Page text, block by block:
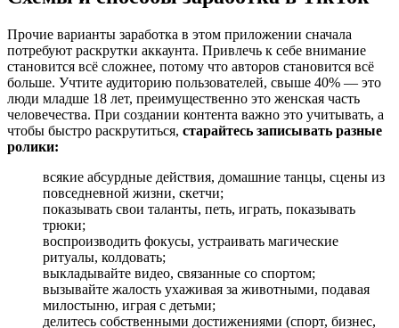
Прочие варианты заработка в этом приложении сначала
потребуют раскрутки аккаунта. Привлечь к себе внимание
становится всё сложнее, потому что авторов становится всё
больше. Учтите аудиторию пользователей, свыше 40% — это
люди младше 18 лет, преимущественно это женская часть
человечества. При создании контента важно это учитывать, а
чтобы быстро раскрутиться, старайтесь записывать разные
ролики:
всякие абсурдные действия, домашние танцы, сцены из
повседневной жизни, скетчи;
показывать свои таланты, петь, играть, показывать
трюки;
воспроизводить фокусы, устраивать магические
ритуалы, колдовать;
выкладывайте видео, связанные со спортом;
вызывайте жалость ухаживая за животными, подавая
милостыню, играя с детьми;
делитесь собственными достижениями (спорт, бизнес,